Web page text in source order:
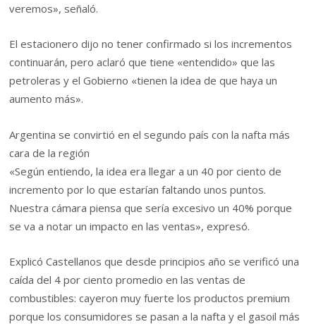
veremos», señaló.
El estacionero dijo no tener confirmado si los incrementos
continuarán, pero aclaró que tiene «entendido» que las
petroleras y el Gobierno «tienen la idea de que haya un
aumento más».
Argentina se convirtió en el segundo país con la nafta más
cara de la región
«Según entiendo, la idea era llegar a un 40 por ciento de
incremento por lo que estarían faltando unos puntos.
Nuestra cámara piensa que sería excesivo un 40% porque
se va a notar un impacto en las ventas», expresó.
Explicó Castellanos que desde principios año se verificó una
caída del 4 por ciento promedio en las ventas de
combustibles: cayeron muy fuerte los productos premium
porque los consumidores se pasan a la nafta y el gasoil más